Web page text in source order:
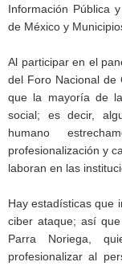
Información Pública
de México y
Al participar en el
del Foro Nacional de
que la mayoría de
social; es decir,
humano
profesionalización y
laboran en las
Hay estadísticas que
ciber ataque; así
Parra Noriega,
profesionalizar al